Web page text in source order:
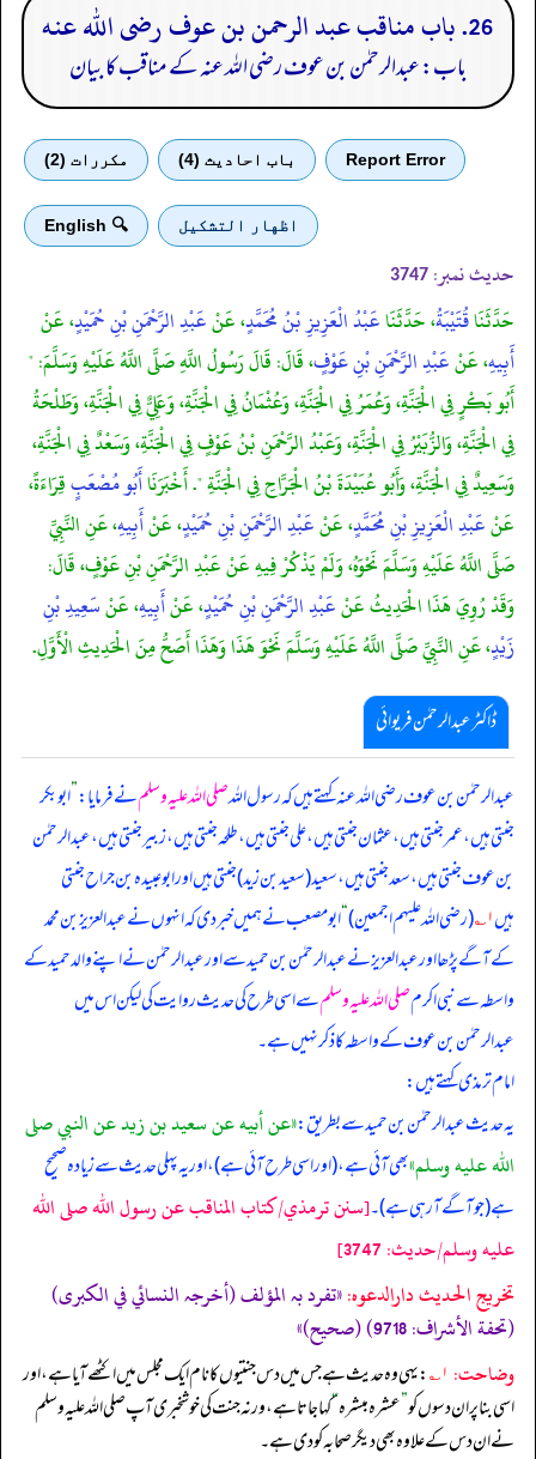
26. باب مناقب عبد الرحمن بن عوف رضى الله عنه
باب: عبدالرحمٰن بن عوف رضی الله عنہ کے مناقب کا بیان
Report Error باب احادیث (4) مكررات (2)
اظهار التشكيل 🔍 English
حدیث نمبر: 3747
حَدَّثَنَاقُتَيْبَةُ، حَدَّثَنَاعَبْدُ الْعَزِيزِ بْنُ مُحَمَّدٍ، عَنْعَبْدِ الرَّحْمَنِ بْنِ حُمَيْدٍ، عَنْ
أَبِيهِ، عَنْعَبْدِ الرَّحْمَنِ بْنِ عَوْفٍ، قَالَ: قَالَ رَسُولُ اللَّهِ صَلَّى اللَّهُ عَلَيْهِ وَسَلَّمَ: "
أَبُو بَكْرٍ فِي الْجَنَّةِ، وَعُمَرُ فِي الْجَنَّةِ، وَعُثْمَانُ فِي الْجَنَّةِ، وَعَلِيٌّ فِي الْجَنَّةِ، وَطَلْحَةُ
فِي الْجَنَّةِ، وَالزُّبَيْرُ فِي الْجَنَّةِ، وَعَبْدُ الرَّحْمَنِ بْنُ عَوْفٍ فِي الْجَنَّةِ، وَسَعْدٌ فِي الْجَنَّةِ،
وَسَعِيدٌ فِي الْجَنَّةِ، وَأَبُو عُبَيْدَةَ بْنُ الْجَرَّاحِ فِي الْجَنَّةِ ". أَخْبَرَنَاأَبُو مُصْعَبٍقِرَاءَةً،
عَنْعَبْدِ الْعَزِيزِ بْنِ مُحَمَّدٍ، عَنْعَبْدِ الرَّحْمَنِ بْنِ حُمَيْدٍ، عَنْأَبِيهِ، عَنِ النَّبِيِّ
صَلَّى اللَّهُ عَلَيْهِ وَسَلَّمَ نَحْوَهُ، وَلَمْ يَذْكُرْ فِيهِ عَنْ عَبْدِ الرَّحْمَنِ بْنِ عَوْفٍ، قَالَ:
وَقَدْ رُوِيَ هَذَا الْحَدِيثُ عَنْعَبْدِ الرَّحْمَنِ بْنِ حُمَيْدٍ، عَنْأَبِيهِ، عَنْسَعِيدِ بْنِ
زَيْدٍ، عَنِ النَّبِيِّ صَلَّى اللَّهُ عَلَيْهِ وَسَلَّمَ نَحْوَ هَذَا وَهَذَا أَصَحُّ مِنَ الْحَدِيثِ الْأَوَّلِ.
ڈاکٹر عبدالرحمٰن فریوائی
عبدالرحمٰن بن عوف رضی الله عنہ کہتے ہیں کہرسول اللہصلی اللہ علیہ وسلمنے فرمایا:”ابوبکر
جنتی ہیں، عمر جنتی ہیں، عثمان جنتی ہیں، علی جنتی ہیں، طلحہ جنتی ہیں، زبیر جنتی ہیں، عبدالرحمٰن
بن عوف جنتی ہیں، سعد جنتی ہیں، سعید (سعید بن زید) جنتی ہیں اور ابوعبیدہ بن جراح جنتی
ہیں۱؎ (رضی اللہ علیہم اجمعین)“ابومصعب نے ہمیں خبر دی کہ انہوں نے عبدالعزیز بن محمد
کے آگے پڑھا اور عبدالعزیز نے عبدالرحمٰن بن حمید سے اور عبدالرحمٰن نے اپنے والد حمید کے
واسطہ سے نبی اکرمصلی اللہ علیہ وسلمسے اسی طرح کی حدیث روایت کی لیکن اس میں
عبدالرحمٰن بن عوف کے واسطہ کا ذکر نہیں ہے۔
امام ترمذی کہتے ہیں:
یہ حدیث عبدالرحمٰن بن حمید سے بطریق:«عن أبيه عن سعيد بن زيد عن النبي صلى
الله عليه وسلم»بھی آئی ہے، (اور اسی طرح آئی ہے)، اور یہ پہلی حدیث سے زیادہ صحیح
ہے (جو آگے آ رہی ہے)۔[سنن ترمذي/كتاب المناقب عن رسول الله صلى الله
عليه وسلم/حدیث: 3747]
تخریج الحدیث دارالدعوہ:«تفرد بہ المؤلف (أخرجہ النسائي في الکبری)
(تحفة الأشراف: 9718) (صحیح)»
وضاحت: ۱؎ : یہی وہ حدیث ہے جس میں دس جنتیوں کا نام ایک مجلس میں اکٹھے آیا ہے، اور
اسی بنا پر ان دسوں کو”عشرہ مبشرہ“کہا جاتا ہے، ورنہ جنت کی خوشخبری آپ صلی اللہ علیہ وسلم
نے ان دس کے علاوہ بھی دیگر صحابہ کو دی ہے۔